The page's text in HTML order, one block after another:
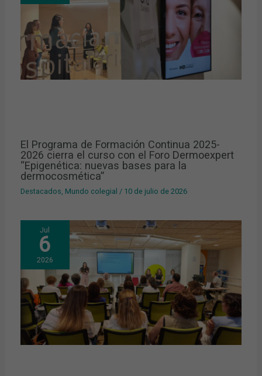
El Programa de Formación Continua 2025-
2026 cierra el curso con el Foro Dermoexpert
“Epigenética: nuevas bases para la
dermocosmética”
Destacados Mundo colegial / 10 de julio de 2026
Jul
6
2026